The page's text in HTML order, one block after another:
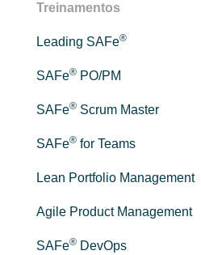
Treinamentos
Leading SAFe®
SAFe® PO/PM
SAFe® Scrum Master
SAFe® for Teams
Lean Portfolio Management
Agile Product Management
SAFe® DevOps